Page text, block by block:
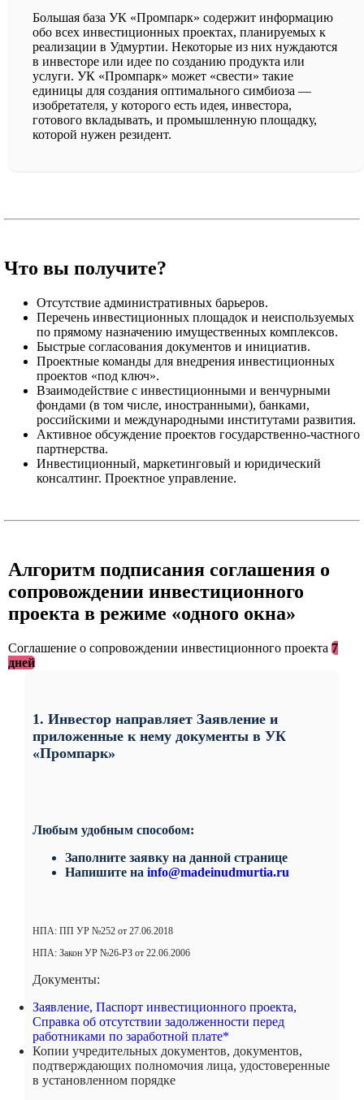
Большая база УК «Промпарк» содержит информацию
обо всех инвестиционных проектах, планируемых к
реализации в Удмуртии. Некоторые из них нуждаются
в инвесторе или идее по созданию продукта или
услуги. УК «Промпарк» может «свести» такие
единицы для создания оптимального симбиоза —
изобретателя, у которого есть идея, инвестора,
готового вкладывать, и промышленную площадку,
которой нужен резидент.
Что вы получите?
Отсутствие административных барьеров.
Перечень инвестиционных площадок и неиспользуемых
по прямому назначению имущественных комплексов.
Быстрые согласования документов и инициатив.
Проектные команды для внедрения инвестиционных
проектов «под ключ».
Взаимодействие с инвестиционными и венчурными
фондами (в том числе, иностранными), банками,
российскими и международными институтами развития.
Активное обсуждение проектов государственно-частного
партнерства.
Инвестиционный, маркетинговый и юридический
консалтинг. Проектное управление.
Алгоритм подписания соглашения о
сопровождении инвестиционного
проекта в режиме «одного окна»
Соглашение о сопровождении инвестиционного проекта 7
дней
1. Инвестор направляет Заявление и
приложенные к нему документы в УК
«Промпарк»
Любым удобным способом:
Заполните заявку на данной странице
Напишите на info@madeinudmurtia.ru
НПА: ПП УР №252 от 27.06.2018
НПА: Закон УР №26-РЗ от 22.06.2006
Документы:
Заявление, Паспорт инвестиционного проекта,
Справка об отсутствии задолженности перед
работниками по заработной плате*
Копии учредительных документов, документов,
подтверждающих полномочия лица, удостоверенные
в установленном порядке